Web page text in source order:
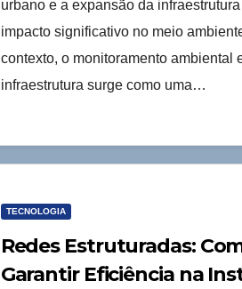
urbano e a expansão da
impacto significativo no meio
contexto, o monitoramento ambiental
infraestrutura surge como uma…
TECNOLOGIA
Redes Estruturadas:
Garantir Eficiência na